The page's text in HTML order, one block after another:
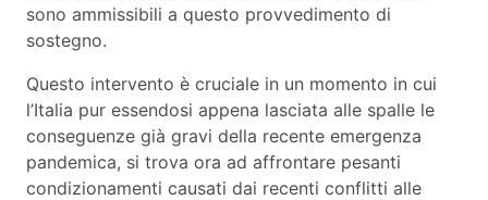
sono ammissibili a questo provvedimento di
sostegno.
Questo intervento è cruciale in un momento in cui
l’Italia pur essendosi appena lasciata alle spalle le
conseguenze già gravi della recente emergenza
pandemica, si trova ora ad affrontare pesanti
condizionamenti causati dai recenti conflitti alle